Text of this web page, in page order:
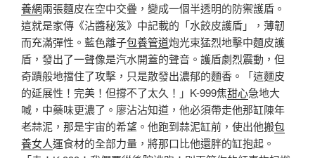
養網兩張麵皮在空中交疊，變成一個半透明的防禦護盾。
這就是家傳《沾醬秘笈》中記載的「水餃皮護盾」，薄韌
而充滿彈性。藍色離子包養管道炮光束猛烈地擊中麵皮護
盾，發出了一聲像是汽水開蓋的聲音。護盾劇烈震動，但
奇蹟般地擋住了攻擊，只是散發出濃郁的麵香。「這麵皮
的延展性！完美！但撐不了太久！」K-999焦甜心急地大
喊，中藥味更濃了。廖沾沾知道，他必須帶走他那缸陳年
老蒜泥，那是宇宙的希望。他跑到蒜泥缸前，使出他搬包
養女人運食材的全部力量，將那口比他還胖的缸抱起。